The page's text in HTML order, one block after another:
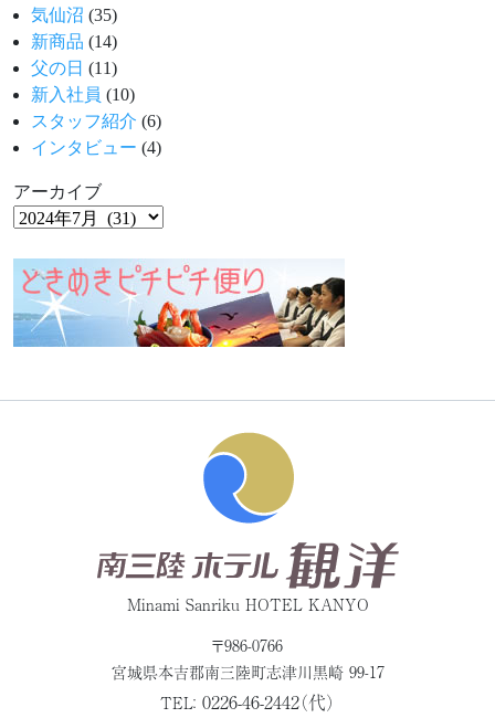
気仙沼 (35)
新商品 (14)
父の日 (11)
新入社員 (10)
スタッフ紹介 (6)
インタビュー (4)
アーカイブ
Minami Sanriku HOTEL KANYO
〒986-0766
宮城県本吉郡南三陸町志津川黒崎 99-17
TEL： 0226-46-2442（代）